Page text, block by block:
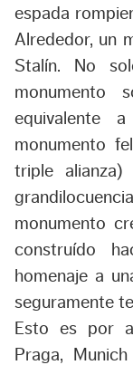
espada
Alrededor, un
Stalín. No
monumento
equivalente
monumento
triple
monumento
construído
homenaje a
seguramente
Esto es por
Praga,